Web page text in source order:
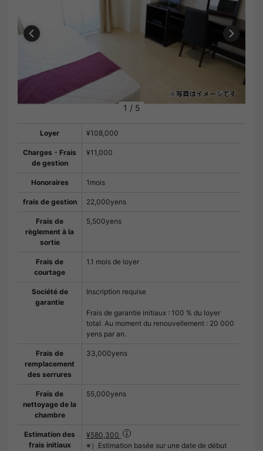
1 / 5
Loyer ¥108,000
Charges・Frais
de gestion
¥11,000
Honoraires 1mois
frais de gestion 22,000yens
Frais de
règlement à la
sortie
5,500yens
Frais de
courtage
1.1 mois de loyer
Société de
garantie
Inscription requise
Frais de garantie initiaux : 100 % du loyer
total. Au moment du renouvellement : 20 000
yens par an.
Frais de
remplacement
des serrures
33,000yens
Frais de
nettoyage de la
chambre
55,000yens
Estimation des
frais initiaux
¥580,300
※）Estimation basée sur une date de début